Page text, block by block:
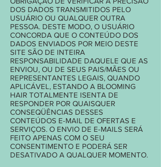
DOS DADOS TRANSMITIDOS PELO
USUÁRIO OU QUALQUER OUTRA
PESSOA. DESTE MODO, O USUÁRIO
CONCORDA QUE O CONTEÚDO DOS
DADOS ENVIADOS POR MEIO DESTE
SITE SÃO DE INTEIRA
RESPONSABILIDADE DAQUELE QUE AS
ENVIOU, OU DE SEUS PAIS/MÃES OU
REPRESENTANTES LEGAIS, QUANDO
APLICÁVEL, ESTANDO A BLOOMING
HAIR TOTALMENTE ISENTA DE
RESPONDER POR QUAISQUER
CONSEQÜÊNCIAS DESSES
CONTEÚDOS E-MAIL DE OFERTAS E
SERVIÇOS. O ENVIO DE E-MAILS SERÁ
FEITO APENAS COM O SEU
CONSENTIMENTO E PODERÁ SER
DESATIVADO A QUALQUER MOMENTO.